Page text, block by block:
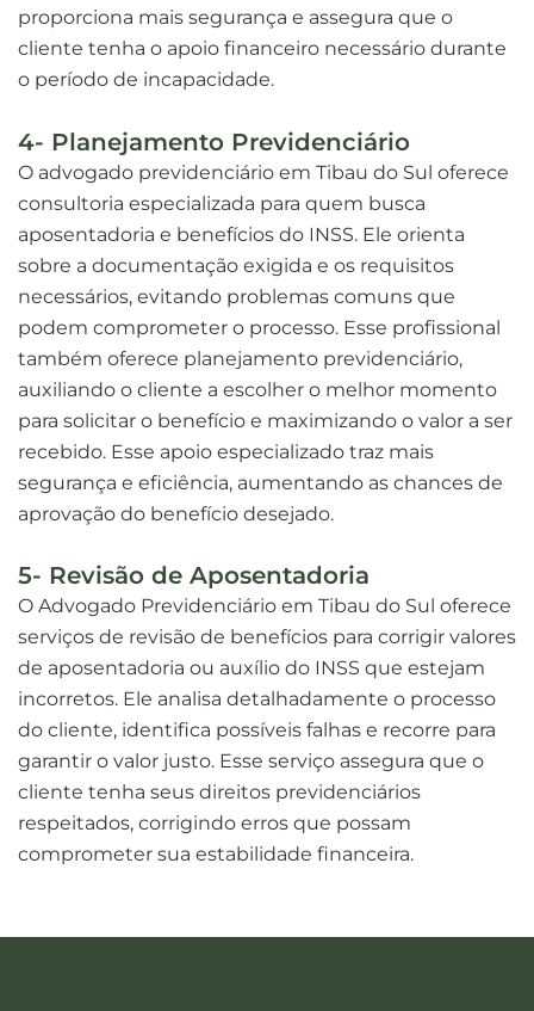
proporciona mais segurança e assegura que o
cliente tenha o apoio financeiro necessário durante
o período de incapacidade.
4- Planejamento Previdenciário
O advogado previdenciário em Tibau do Sul oferece
consultoria especializada para quem busca
aposentadoria e benefícios do INSS. Ele orienta
sobre a documentação exigida e os requisitos
necessários, evitando problemas comuns que
podem comprometer o processo. Esse profissional
também oferece planejamento previdenciário,
auxiliando o cliente a escolher o melhor momento
para solicitar o benefício e maximizando o valor a ser
recebido. Esse apoio especializado traz mais
segurança e eficiência, aumentando as chances de
aprovação do benefício desejado.
5- Revisão de Aposentadoria
O Advogado Previdenciário em Tibau do Sul oferece
serviços de revisão de benefícios para corrigir valores
de aposentadoria ou auxílio do INSS que estejam
incorretos. Ele analisa detalhadamente o processo
do cliente, identifica possíveis falhas e recorre para
garantir o valor justo. Esse serviço assegura que o
cliente tenha seus direitos previdenciários
respeitados, corrigindo erros que possam
comprometer sua estabilidade financeira.